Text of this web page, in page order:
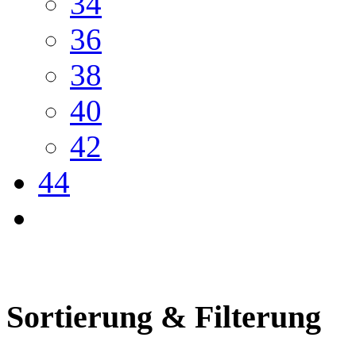
36
38
40
42
44
Sortierung & Filterung